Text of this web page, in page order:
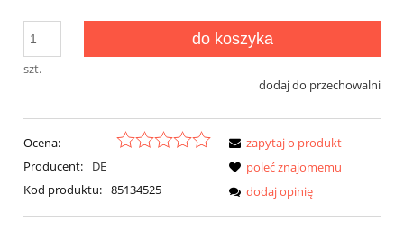
szt.
do koszyka
dodaj do przechowalni
Ocena:
Producent:
DE
Kod produktu: 85134525
zapytaj o produkt
poleć znajomemu
dodaj opinię